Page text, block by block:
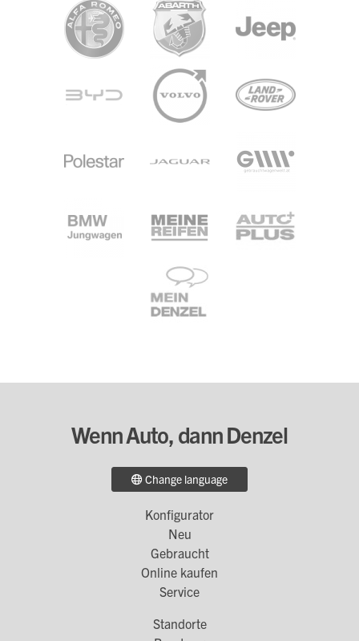
Wenn Auto, dann Denzel
Change language
Konfigurator
Neu
Gebraucht
Online kaufen
Service
Standorte